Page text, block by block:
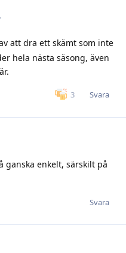
att dra ett skämt som inte
hela nästa säsong, även
3 Svara
ganska enkelt, särskilt på
Svara